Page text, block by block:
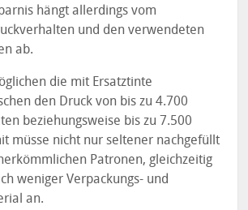
hängt allerdings vom
und den verwendeten
ab.
die mit Ersatztinte
den Druck von bis zu 4.700
beziehungsweise bis zu 7.500
müsse nicht nur seltener nachgefüllt
Patronen, gleichzeitig
weniger Verpackungs- und
an.